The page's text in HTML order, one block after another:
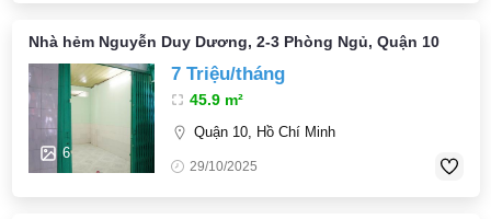
Nhà hẻm Nguyễn Duy Dương, 2-3 Phòng Ngủ, Quận 10
6
7 Triệu/tháng
45.9 m²
Quận 10, Hồ Chí Minh
29/10/2025